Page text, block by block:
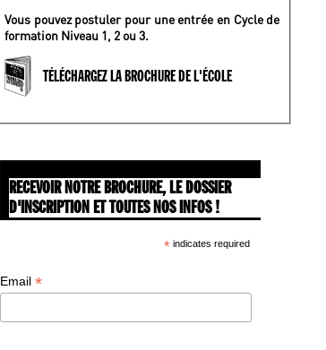
Vous pouvez postuler pour une entrée en Cycle de
formation Niveau 1, 2 ou 3.
TÉLÉCHARGEZ LA BROCHURE DE L'ÉCOLE
RECEVOIR NOTRE BROCHURE, LE DOSSIER
D'INSCRIPTION ET TOUTES NOS INFOS !
* indicates required
Email *